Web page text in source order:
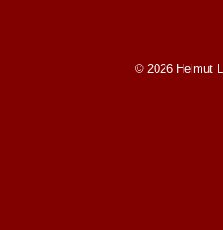
© 2026 Helmut